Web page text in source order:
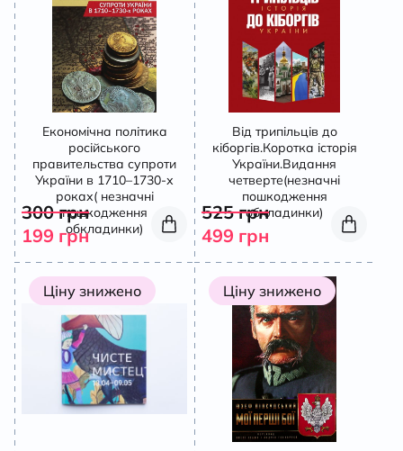
Економічна політика
російського
правительства супроти
України в 1710–1730-х
роках( незначні
пошкодження
обкладинки)
300грн
199 грн
Від трипільців до
кіборгів.Коротка історія
України.Видання
четверте(незначні
пошкодження
обкладинки)
525грн
499 грн
Ціну знижено Ціну знижено